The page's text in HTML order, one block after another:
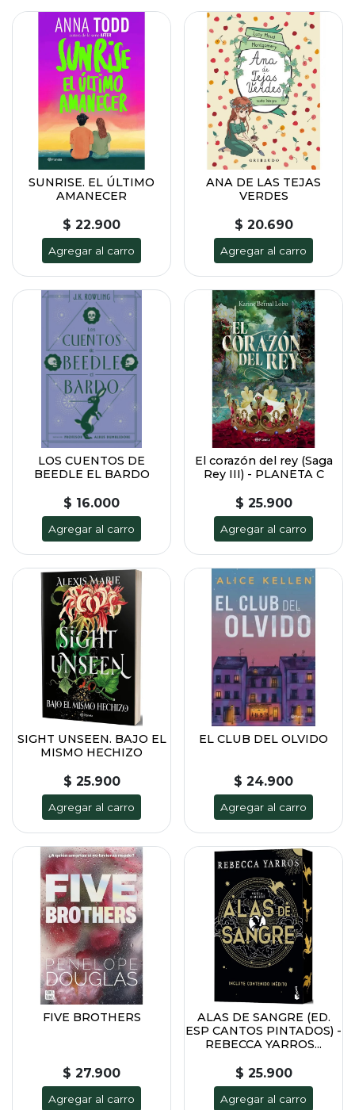
SUNRISE. EL ÚLTIMO
AMANECER
$ 22.900
Agregar al carro
ANA DE LAS TEJAS
VERDES
$ 20.690
Agregar al carro
LOS CUENTOS DE
BEEDLE EL BARDO
$ 16.000
Agregar al carro
El corazón del rey (Saga
Rey III) - PLANETA C
$ 25.900
Agregar al carro
SIGHT UNSEEN. BAJO EL
MISMO HECHIZO
$ 25.900
Agregar al carro
EL CLUB DEL OLVIDO
$ 24.900
Agregar al carro
FIVE BROTHERS
$ 27.900
Agregar al carro
ALAS DE SANGRE (ED.
ESP CANTOS PINTADOS) -
REBECCA YARROS...
$ 25.900
Agregar al carro